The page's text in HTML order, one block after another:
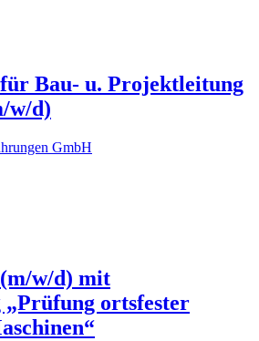
Bau- u. Projektleitung
w/d)
GmbH
w/d) mit
„Prüfung ortsfester